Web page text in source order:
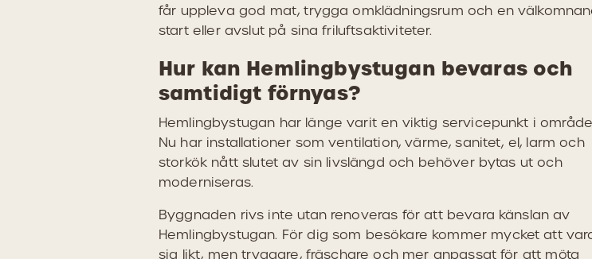
får uppleva god mat, trygga omklädningsrum och en
start eller avslut på sina friluftsaktiviteter.
Hur kan Hemlingbystugan bevaras och
samtidigt förnyas?
Hemlingbystugan har länge varit en viktig servicepunkt i
Nu har installationer som ventilation, värme, sanitet, el, larm och
storkök nått slutet av sin livslängd och behöver bytas ut och
moderniseras.
Byggnaden rivs inte utan renoveras för att bevara känslan av
Hemlingbystugan. För dig som besökare kommer mycket att
sig likt, men tryggare, fräschare och mer anpassat för att möta